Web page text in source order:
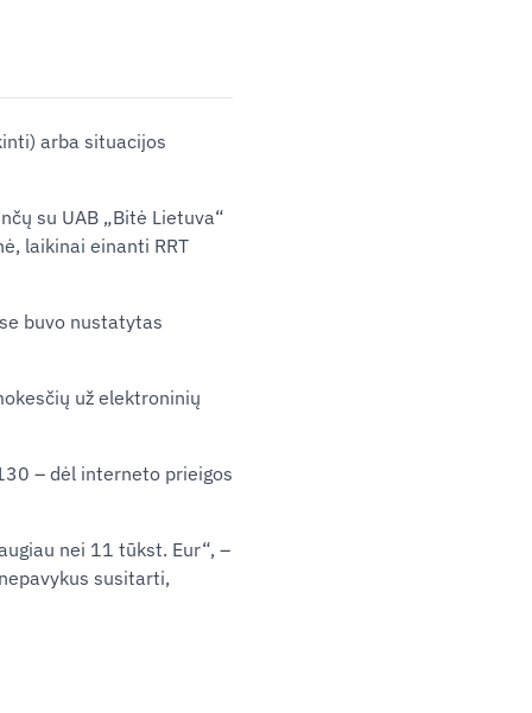
arba situacijos
su UAB „Bitė Lietuva“
laikinai einanti RRT
buvo nustatytas
už elektroninių
– dėl interneto prieigos
nei 11 tūkst. Eur“, –
susitarti,